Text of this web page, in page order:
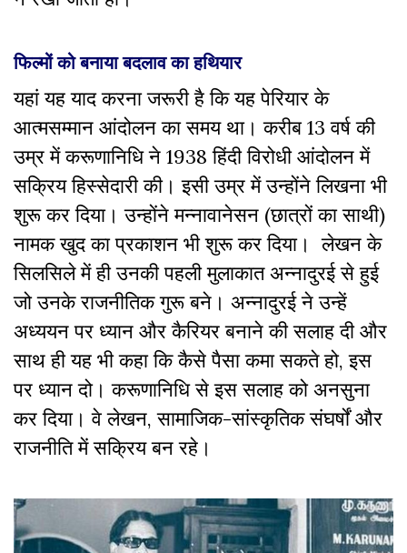
फिल्मों को बनाया बदलाव का हथियार
यहां यह याद करना जरूरी है कि यह पेरियार के
आत्मसम्मान आंदोलन का समय था। करीब 13 वर्ष की
उम्र में करूणानिधि ने 1938 हिंदी विरोधी आंदोलन में
सक्रिय हिस्सेदारी की। इसी उम्र में उन्होंने लिखना भी
शुरू कर दिया। उन्होंने मन्नावानेसन (छात्रों का साथी)
नामक खुद का प्रकाशन भी शुरू कर दिया। लेखन के
सिलसिले में ही उनकी पहली मुलाकात अन्नादुरई से हुई
जो उनके राजनीतिक गुरू बने। अन्नादुरई ने उन्हें
अध्ययन पर ध्यान और कैरियर बनाने की सलाह दी और
साथ ही यह भी कहा कि कैसे पैसा कमा सकते हो, इस
पर ध्यान दो। करूणानिधि से इस सलाह को अनसुना
कर दिया। वे लेखन, सामाजिक-सांस्कृतिक संघर्षों और
राजनीति में सक्रिय बन रहे।